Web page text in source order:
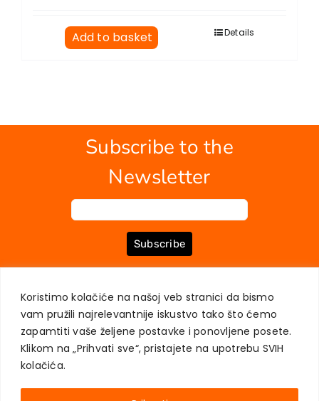
Koristimo kolačiće na našoj veb stranici da bismo
vam pružili najrelevantnije iskustvo tako što ćemo
zapamtiti vaše željene postavke i ponovljene posete.
Klikom na „Prihvati sve“, pristajete na upotrebu SVIH
kolačića.
Add to basket Details
Subscribe to the
Newsletter
Subscribe
USER PRIVACY PROTECTION